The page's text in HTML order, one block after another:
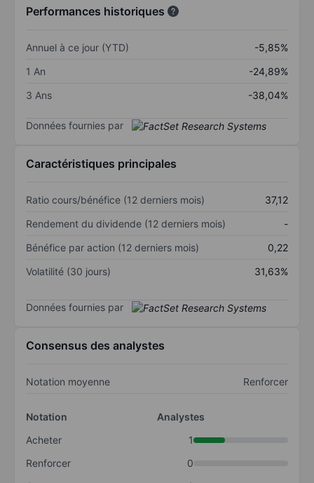
Performances historiques
Annuel à ce jour (YTD)
-5,85%
1 An
-24,89%
3 Ans
-38,04%
Données fournies par
Caractéristiques principales
Ratio cours/bénéfice (12 derniers mois)
37,12
Rendement du dividende (12 derniers mois)
-
Bénéfice par action (12 derniers mois)
0,22
Volatilité (30 jours)
31,63%
Données fournies par
Consensus des analystes
Notation moyenne Renforcer
Notation
Analystes
Acheter
1
Renforcer
0